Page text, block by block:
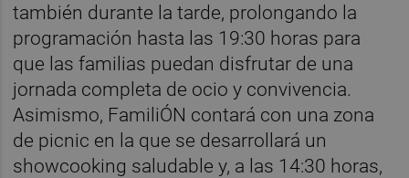
también durante la tarde, prolongando la
programación hasta las 19:30 horas para
que las familias puedan disfrutar de una
jornada completa de ocio y convivencia.
Asimismo, FamiliÓN contará con una zona
de picnic en la que se desarrollará un
showcooking saludable y, a las 14:30 horas,